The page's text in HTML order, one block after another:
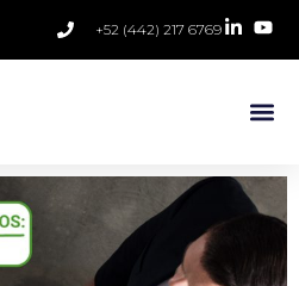
+52 (442) 217 6769